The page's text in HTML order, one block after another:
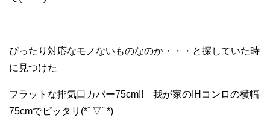
ぴったり対応なモノないものなのか・・・と探していた時
に見つけた
フラットな排気口カバー75cm!! 我が家のIHコンロの横幅
75cmでピッタリ(*ﾟ▽ﾟ*)